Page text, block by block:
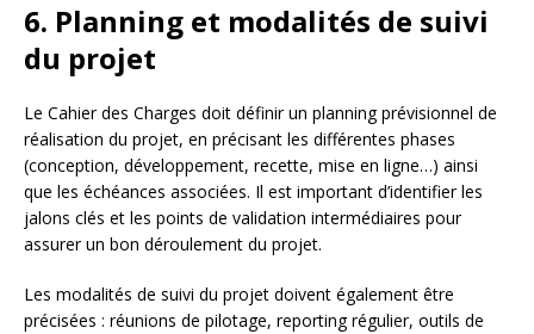
6. Planning et modalités de suivi
du projet
Le Cahier des Charges doit définir un planning prévisionnel de
réalisation du projet, en précisant les différentes phases
(conception, développement, recette, mise en ligne…) ainsi
que les échéances associées. Il est important d’identifier les
jalons clés et les points de validation intermédiaires pour
assurer un bon déroulement du projet.
Les modalités de suivi du projet doivent également être
précisées : réunions de pilotage, reporting régulier, outils de